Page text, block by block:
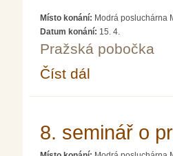
Místo konání: Modrá posluchárna
Datum konání: 15. 4.
Pražská pobočka
Číst dál
8. seminář o